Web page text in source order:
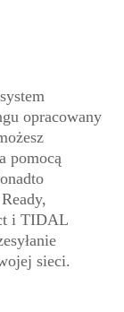
opracowany
pomocą
i TIDAL
sieci.